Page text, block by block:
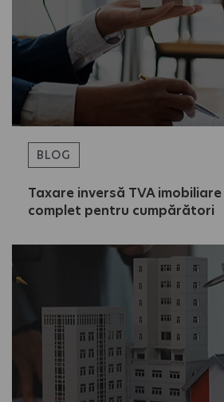
BLOG
Taxare inversă TVA
complet pentru cumpărători